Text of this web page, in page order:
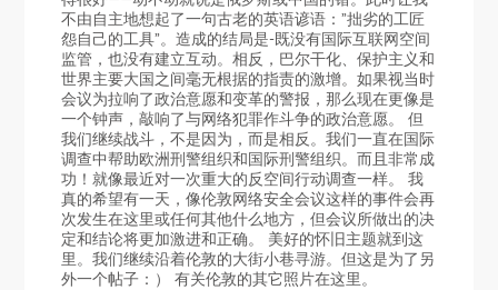
不由自主地想起了一句古老的英语谚语：”拙劣的工匠
怨自己的工具”。造成的结局是-既没有国际互联网空间
监管，也没有建立互动。相反，巴尔干化、保护主义和
世界主要大国之间毫无根据的指责的激增。如果视当时
会议为拉响了政治意愿和变革的警报，那么现在更像是
一个钟声，敲响了与网络犯罪作斗争的政治意愿。 但
我们继续战斗，不是因为，而是相反。我们一直在国际
调查中帮助欧洲刑警组织和国际刑警组织。而且非常成
功！就像最近对一次重大的反空间行动调查一样。 我
真的希望有一天，像伦敦网络安全会议这样的事件会再
次发生在这里或任何其他什么地方，但会议所做出的决
定和结论将更加激进和正确。 美好的怀旧主题就到这
里。我们继续沿着伦敦的大街小巷寻游。但这是为了另
外一个帖子：） 有关伦敦的其它照片在这里。